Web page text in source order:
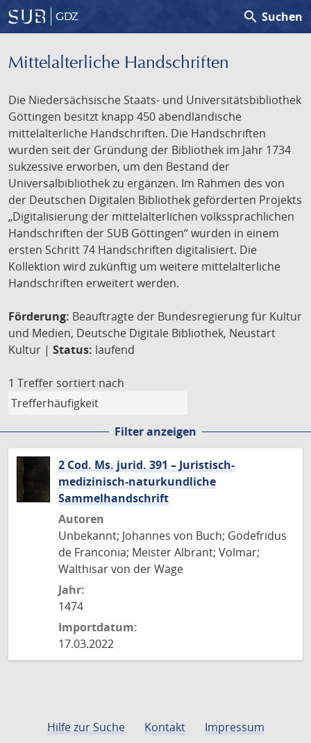
GDZ search Suchen
Mittelalterliche Handschriften
Die Niedersächsische Staats- und Universitätsbibliothek
Göttingen besitzt knapp 450 abendländische
mittelalterliche Handschriften. Die Handschriften
wurden seit der Gründung der Bibliothek im Jahr 1734
sukzessive erworben, um den Bestand der
Universalbibliothek zu ergänzen. Im Rahmen des von
der Deutschen Digitalen Bibliothek geförderten Projekts
„Digitalisierung der mittelalterlichen volkssprachlichen
Handschriften der SUB Göttingen“ wurden in einem
ersten Schritt 74 Handschriften digitalisiert. Die
Kollektion wird zukünftig um weitere mittelalterliche
Handschriften erweitert werden.
Förderung: Beauftragte der Bundesregierung für Kultur
und Medien, Deutsche Digitale Bibliothek, Neustart
Kultur | Status: laufend
1 Treffer sortiert nach
Filter anzeigen
2 Cod. Ms. jurid. 391 – Juristisch-
medizinisch-naturkundliche
Sammelhandschrift
Autoren
Unbekannt; Johannes von Buch; Godefridus
de Franconia; Meister Albrant; Volmar;
Walthisar von der Wage
Jahr:
1474
Importdatum:
17.03.2022
Hilfe zur Suche Kontakt
Impressum